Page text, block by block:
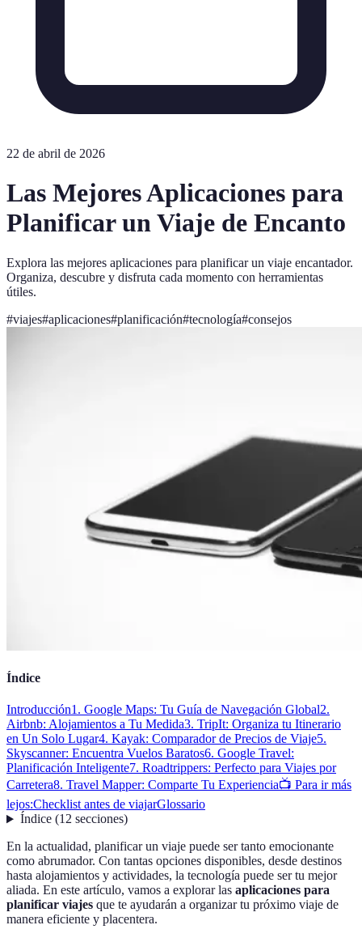
22 de abril de 2026
Las Mejores Aplicaciones para
Planificar un Viaje de Encanto
Explora las mejores aplicaciones para planificar un viaje encantador.
Organiza, descubre y disfruta cada momento con herramientas
útiles.
#viajes#aplicaciones#planificación#tecnología#consejos
Índice
Introducción1. Google Maps: Tu Guía de Navegación Global2.
Airbnb: Alojamientos a Tu Medida3. TripIt: Organiza tu Itinerario
en Un Solo Lugar4. Kayak: Comparador de Precios de Viaje5.
Skyscanner: Encuentra Vuelos Baratos6. Google Travel:
Planificación Inteligente7. Roadtrippers: Perfecto para Viajes por
Carretera8. Travel Mapper: Comparte Tu Experiencia📺 Para ir más
lejos:Checklist antes de viajarGlossario
Índice(12 secciones)
En la actualidad, planificar un viaje puede ser tanto emocionante
como abrumador. Con tantas opciones disponibles, desde destinos
hasta alojamientos y actividades, la tecnología puede ser tu mejor
aliada. En este artículo, vamos a explorar las aplicaciones para
planificar viajes que te ayudarán a organizar tu próximo viaje de
manera eficiente y placentera.